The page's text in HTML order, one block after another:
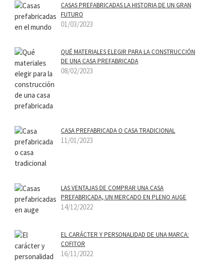
CASAS PREFABRICADAS LA HISTORIA DE UN GRAN
FUTURO
01/03/2023
QUÉ MATERIALES ELEGIR PARA LA CONSTRUCCIÓN
DE UNA CASA PREFABRICADA
08/02/2023
CASA PREFABRICADA O CASA TRADICIONAL
11/01/2023
LAS VENTAJAS DE COMPRAR UNA CASA
PREFABRICADA, UN MERCADO EN PLENO AUGE
14/12/2022
EL CARÁCTER Y PERSONALIDAD DE UNA MARCA:
COFITOR
16/11/2022